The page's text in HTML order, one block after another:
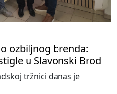
ozbiljnog brenda:
u Slavonski Brod
tržnici danas je